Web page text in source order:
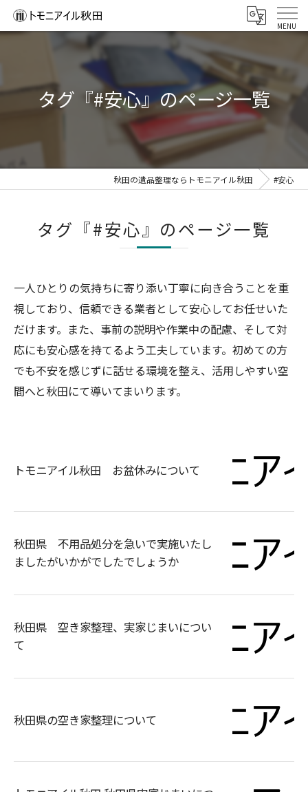
タグ『#安心』のページ一覧
秋田の遺品整理ならトモニアイル秋田 #安心
タグ『#安心』のページ一覧
一人ひとりの気持ちに寄り添い丁寧に向き合うことを重
視しており、信頼できる業者として安心してお任せいた
だけます。また、事前の説明や作業中の配慮、そして対
応にも安心感を持てるよう工夫しています。初めての方
でも不安を感じずに話せる環境を整え、活用しやすい空
間へと秋田にて導いてまいります。
トモニアイル秋田 お盆休みについて
秋田県 不用品処分を急いで実施いたし
ましたがいかがでしたでしょうか
秋田県 空き家整理、実家じまいについ
て
秋田県の空き家整理について